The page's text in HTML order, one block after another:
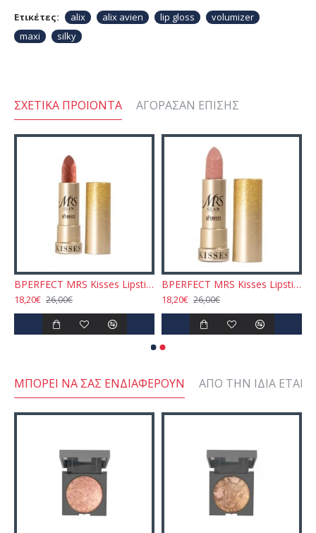
Ετικέτες: alix alix avien lip gloss
volumizer
maxi
silky
ΣΧΕΤΙΚΆ ΠΡΟΙΌΝΤΑ ΑΓΌΡΑΣΑΝ ΕΠΊΣΗΣ
BPERFECT MRS Kisses Lipstick - Hello Treacle
18,20€ 26,00€
BPERFECT MRS Kisses Lipstick - Mrs Stone
18,20€ 26,00€
ΜΠΟΡΕΊ ΝΑ ΣΑΣ ΕΝΔΙΑΦΈΡΟΥΝ ΑΠΌ ΤΗΝ ΊΔΙΑ